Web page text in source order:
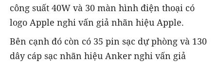
công suất 40W và 30 màn hình điện thoại có
logo Apple nghi vấn giả nhãn hiệu Apple.
Bên cạnh đó còn có 35 pin sạc dự phòng và 130
dây cáp sạc nhãn hiệu Anker nghi vấn giả